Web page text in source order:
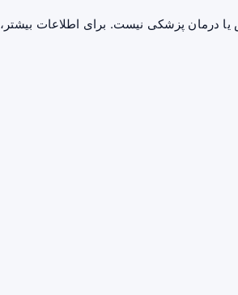
درمان پزشکی نیست. برای اطلاعات بیشتر،